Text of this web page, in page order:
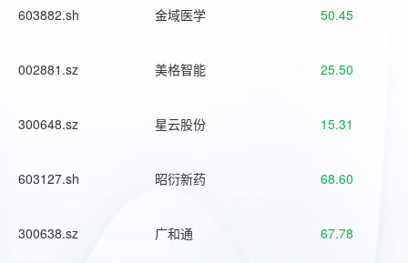
603882.sh 金域医学 50.45
002881.sz 美格智能 25.50
300648.sz 星云股份 15.31
603127.sh 昭衍新药 68.60
300638.sz 广和通 67.78